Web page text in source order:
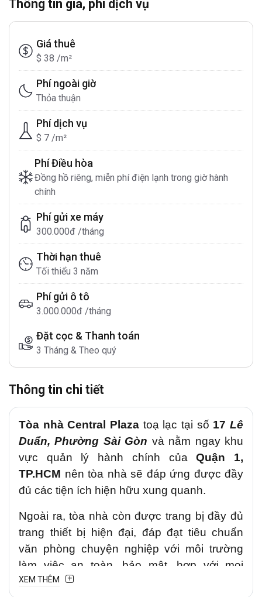
Thông tin giá, phí dịch vụ
Giá thuê
$ 38 /m²
Phí ngoài giờ
Thỏa thuận
Phí dịch vụ
$ 7 /m²
Phí Điều hòa
Đồng hồ riêng, miễn phí điện lạnh trong giờ hành
chính
Phí gửi xe máy
300.000đ /tháng
Thời hạn thuê
Tối thiểu 3 năm
Phí gửi ô tô
3.000.000đ /tháng
Đặt cọc & Thanh toán
3 Tháng & Theo quý
Thông tin chi tiết
Tòa nhà Central Plaza toạ lạc tại số 17 Lê
Duẩn, Phường Sài Gòn và nằm ngay khu
vực quản lý hành chính củaQuận 1,
TP.HCM nên tòa nhà sẽ đáp ứng được đầy
đủ các tiện ích hiện hữu xung quanh.
Ngoài ra, tòa nhà còn được trang bị đầy đủ
trang thiết bị hiện đại, đáp đạt tiêu chuẩn
văn phòng chuyện nghiệp với môi trường
làm việc an toàn, bảo mật, hợp với mọi
doanh nghiệp khi thuê văn phòng tại đây.
XEM THÊM